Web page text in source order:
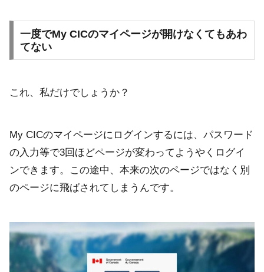
一度でMy CICのマイページが開けなくてもあわ
てない
これ、私だけでしょうか？
My CICのマイページにログインするには、パスワード
の入力等で3回ほどページが変わってようやくログイ
ンできます。この途中、本来の次のページではなく別
のページに飛ばされてしまうんです。